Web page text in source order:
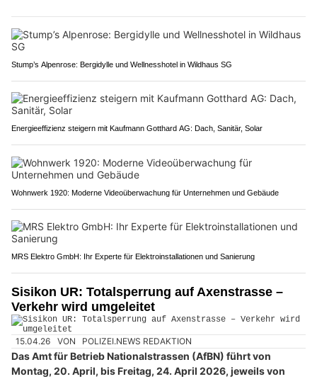
Stump’s Alpenrose: Bergidylle und Wellnesshotel in Wildhaus SG
Energieeffizienz steigern mit Kaufmann Gotthard AG: Dach, Sanitär, Solar
Wohnwerk 1920: Moderne Videoüberwachung für Unternehmen und Gebäude
MRS Elektro GmbH: Ihr Experte für Elektroinstallationen und Sanierung
Sisikon UR: Totalsperrung auf Axenstrasse –
Verkehr wird umgeleitet
15.04.26 VON POLIZEI.NEWS REDAKTION
Das Amt für Betrieb Nationalstrassen (AfBN) führt von
Montag, 20. April, bis Freitag, 24. April 2026, jeweils von